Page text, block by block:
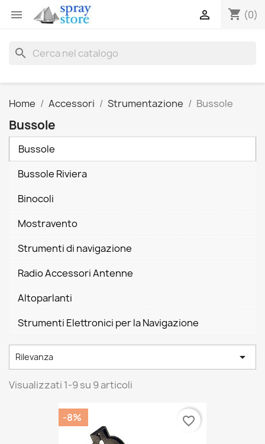
 shopping_cart (0)

search
Home Accessori Strumentazione Bussole
Bussole
Bussole
Bussole Riviera
Binocoli
Mostravento
Strumenti di navigazione
Radio Accessori Antenne
Altoparlanti
Strumenti Elettronici per la Navigazione
Rilevanza 
Visualizzati 1-9 su 9 articoli
-8% favorite_border